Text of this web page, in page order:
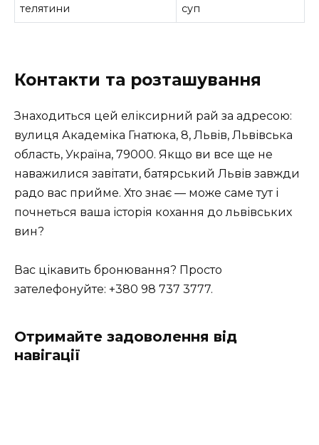
телятини
суп
Контакти та розташування
Знаходиться цей еліксирний рай за адресою:
вулиця Академіка Гнатюка, 8, Львів, Львівська
область, Україна, 79000. Якщо ви все ще не
наважилися завітати, батярський Львів завжди
радо вас прийме. Хто знає — може саме тут і
почнеться ваша історія кохання до львівських
вин?
Вас цікавить бронювання? Просто
зателефонуйте: +380 98 737 3777.
Отримайте задоволення від
навігації